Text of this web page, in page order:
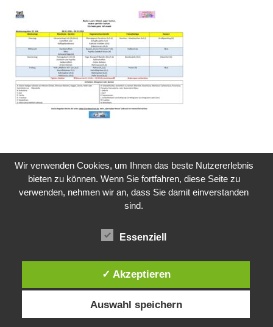
Wir verwenden Cookies, um Ihnen das beste Nutzererlebnis
bieten zu können. Wenn Sie fortfahren, diese Seite zu
verwenden, nehmen wir an, dass Sie damit einverstanden
sind.
Essenziell
✓ Akzeptieren
Auswahl speichern